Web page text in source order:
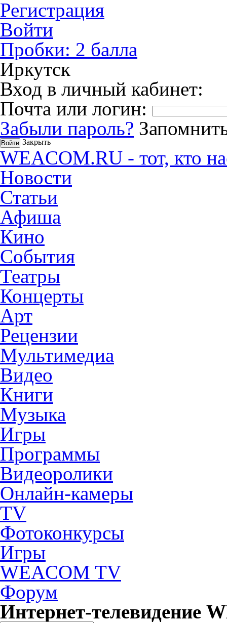
Регистрация
Войти
Пробки: 2 балла
Иркутск
Вход в личный кабинет:
Почта или логин:
Забыли пароль?
Закрыть
WEACOM.RU - тот, кто
Новости
Статьи
Афиша
Кино
События
Театры
Концерты
Арт
Рецензии
Мультимедиа
Видео
Книги
Музыка
Игры
Программы
Видеоролики
Онлайн-камеры
TV
Фотоконкурсы
Игры
WEACOM TV
Форум
Интернет-телевидение